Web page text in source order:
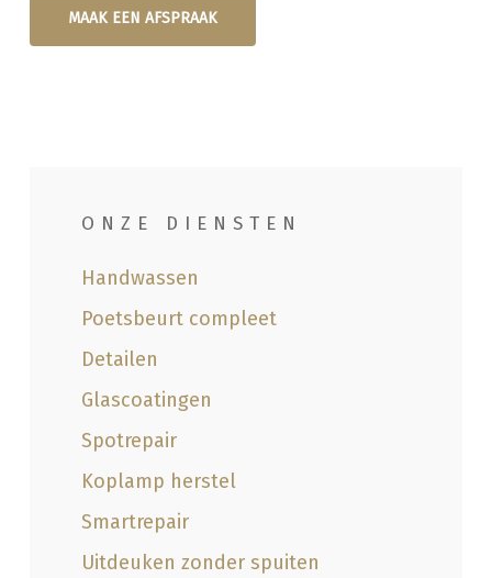
MAAK EEN AFSPRAAK
ONZE DIENSTEN
Handwassen
Poetsbeurt compleet
Detailen
Glascoatingen
Spotrepair
Koplamp herstel
Smartrepair
Uitdeuken zonder spuiten